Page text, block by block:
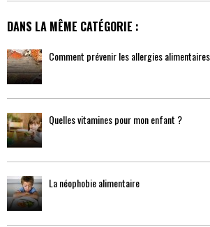
DANS LA MÊME CATÉGORIE :
Comment prévenir les allergies
Quelles vitamines pour mon enfant ?
La néophobie alimentaire